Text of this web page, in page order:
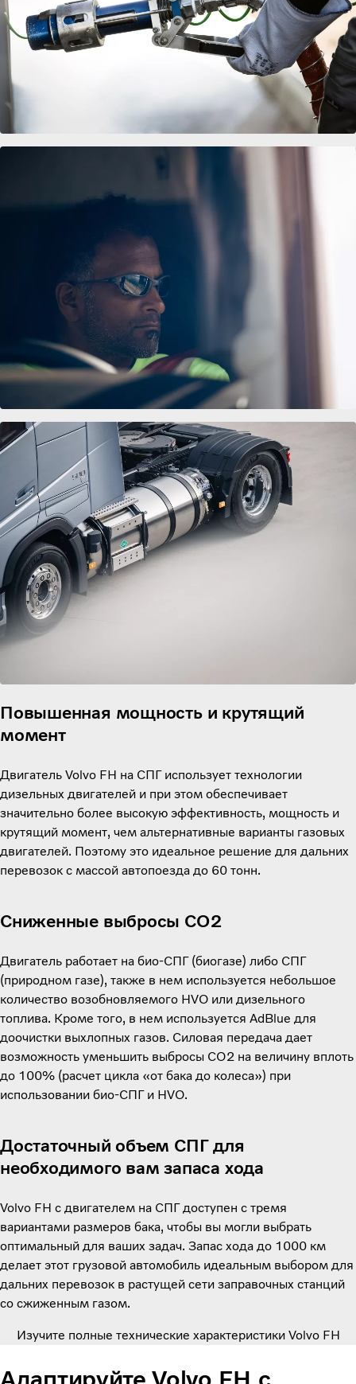
Повышенная мощность и крутящий
момент
Двигатель Volvo FH на СПГ использует технологии
дизельных двигателей и при этом обеспечивает
значительно более высокую эффективность, мощность и
крутящий момент, чем альтернативные варианты газовых
двигателей. Поэтому это идеальное решение для дальних
перевозок с массой автопоезда до 60 тонн.
Сниженные выбросы CO2
Двигатель работает на био-СПГ (биогазе) либо СПГ
(природном газе), также в нем используется небольшое
количество возобновляемого HVO или дизельного
топлива. Кроме того, в нем используется AdBlue для
доочистки выхлопных газов. Силовая передача дает
возможность уменьшить выбросы CO2 на величину вплоть
до 100% (расчет цикла «от бака до колеса») при
использовании био-СПГ и HVO.
Достаточный объем СПГ для
необходимого вам запаса хода
Volvo FH с двигателем на СПГ доступен с тремя
вариантами размеров бака, чтобы вы могли выбрать
оптимальный для ваших задач. Запас хода до 1000 км
делает этот грузовой автомобиль идеальным выбором для
дальних перевозок в растущей сети заправочных станций
со сжиженным газом.
Изучите полные технические характеристики Volvo FH